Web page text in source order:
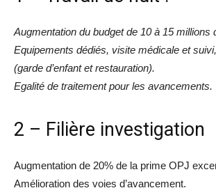
Augmentation du budget de 10 à 15 millions
Equipements dédiés, visite médicale et
(garde d’enfant et restauration).
Egalité de traitement pour les avancements.
2 – Filière investigation
Augmentation de 20% de la prime OPJ
Amélioration des voies d’avancement.